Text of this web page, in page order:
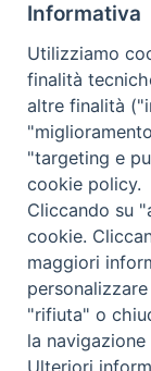
La nostra storia
Statuto
Presidenza e
Consiglio
Coordinamento
COPYRIGHT
Informativa
Utilizziamo
finalità
altre finalità
"targeting e
cookie policy.
Cliccando su
cookie.
maggiori
"rifiuta" o
la